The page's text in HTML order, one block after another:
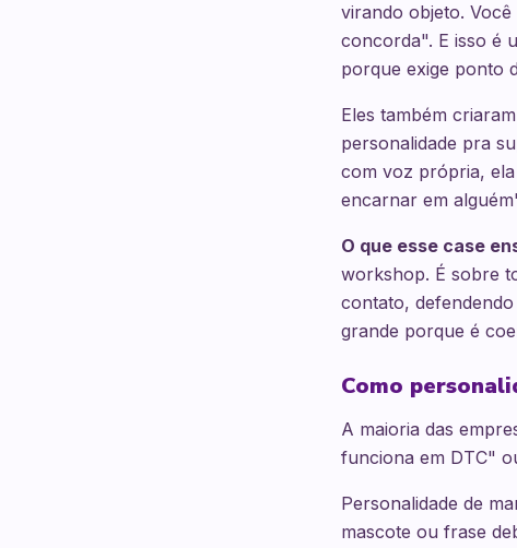
virando objeto.
concorda". E isso é
porque exige ponto
Eles também
personalidade pra
com voz própria,
encarnar em
O que esse case
workshop. É sobre
contato,
grande porque é
Como
A maioria das
funciona em DTC"
Personalidade de
mascote ou frase